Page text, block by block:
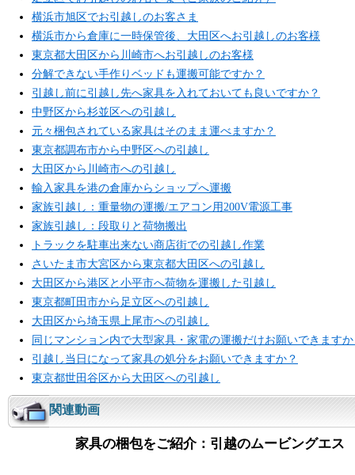
横浜市旭区でお引越しのお客さま
横浜市から倉庫に一時保管後、大田区へお引越しのお客様
東京都大田区から川崎市へお引越しのお客様
分解できない手作りベッドも運搬可能ですか？
引越し前に引越し先へ家具を入れておいても良いですか？
中野区から杉並区への引越し
元々梱包されている家具はそのまま運べますか？
東京都調布市から中野区への引越し
大田区から川崎市への引越し
輸入家具を港の倉庫からショップへ運搬
家族引越し：重量物の運搬/エアコン用200V電源工事
家族引越し：段取りと荷物搬出
トラックを駐車出来ない商店街での引越し作業
さいたま市大宮区から東京都大田区への引越し
大田区から港区と小平市へ荷物を運搬した引越し
東京都町田市から足立区への引越し
大田区から埼玉県上尾市への引越し
同じマンション内で大型家具・家電の運搬だけお願いできます
引越し当日になって家具の処分をお願いできますか？
東京都世田谷区から大田区への引越し
関連動画
家具の梱包をご紹介：引越のムービングエス